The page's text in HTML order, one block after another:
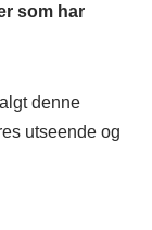
som har
denne
utseende og